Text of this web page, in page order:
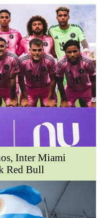
Inter Miami
Red Bull